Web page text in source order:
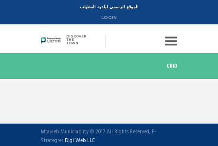
الموقع الرسمي لبلدية المطيلب
LOGIN
DISCOVER
THE
TOWN
GRID
Mtayleb Municiaplity © 2017 All Rights Reserved, E-
Strategies Digi Web LLC